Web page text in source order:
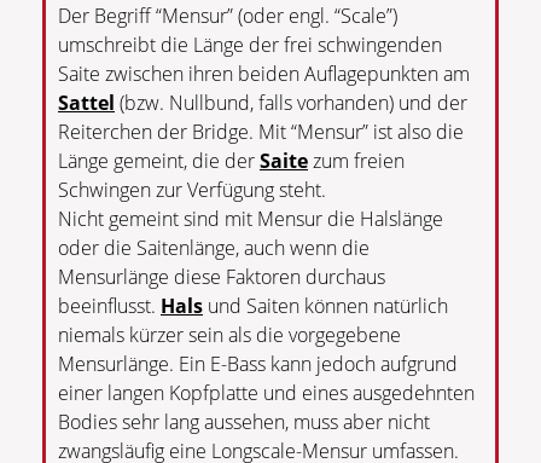
Der Begriff “Mensur” (oder engl. “Scale”)
umschreibt die Länge der frei schwingenden
Saite zwischen ihren beiden Auflagepunkten am
Sattel (bzw. Nullbund, falls vorhanden) und der
Reiterchen der Bridge. Mit “Mensur” ist also die
Länge gemeint, die derSaitezum freien
Schwingen zur Verfügung steht.
Nicht gemeint sind mit Mensur die Halslänge
oder die Saitenlänge, auch wenn die
Mensurlänge diese Faktoren durchaus
beeinflusst. Hals und Saiten können natürlich
niemals kürzer sein als die vorgegebene
Mensurlänge. Ein E-Bass kann jedoch aufgrund
einer langen Kopfplatte und eines ausgedehnten
Bodies sehr lang aussehen, muss aber nicht
zwangsläufig eine Longscale-Mensur umfassen.